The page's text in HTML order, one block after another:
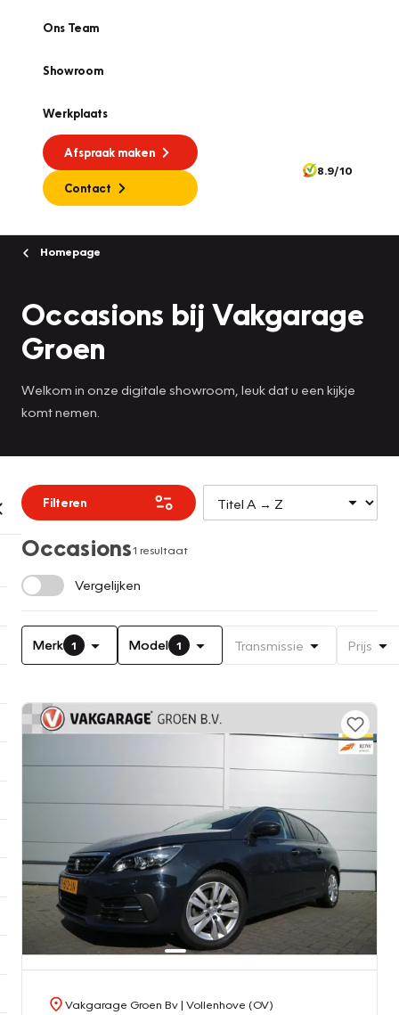
Ons Team
Showroom
Werkplaats
Afspraak maken
Contact
8.9/10
Homepage
Occasions bij Vakgarage
Groen
Welkom in onze digitale showroom, leuk dat u een kijkje
komt nemen.
Filteren
Occasions1 resultaat
Vergelijken
Merk 1 Model 1 Transmissie Prijs
Vakgarage Groen Bv| Vollenhove (OV)